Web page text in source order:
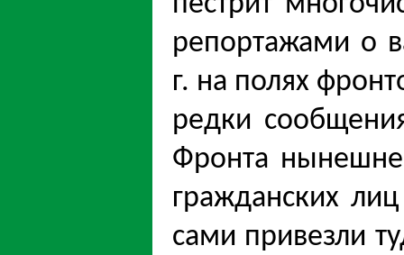
репортажами о
г. на полях
редки
Фронта
гражданских
сами привезли